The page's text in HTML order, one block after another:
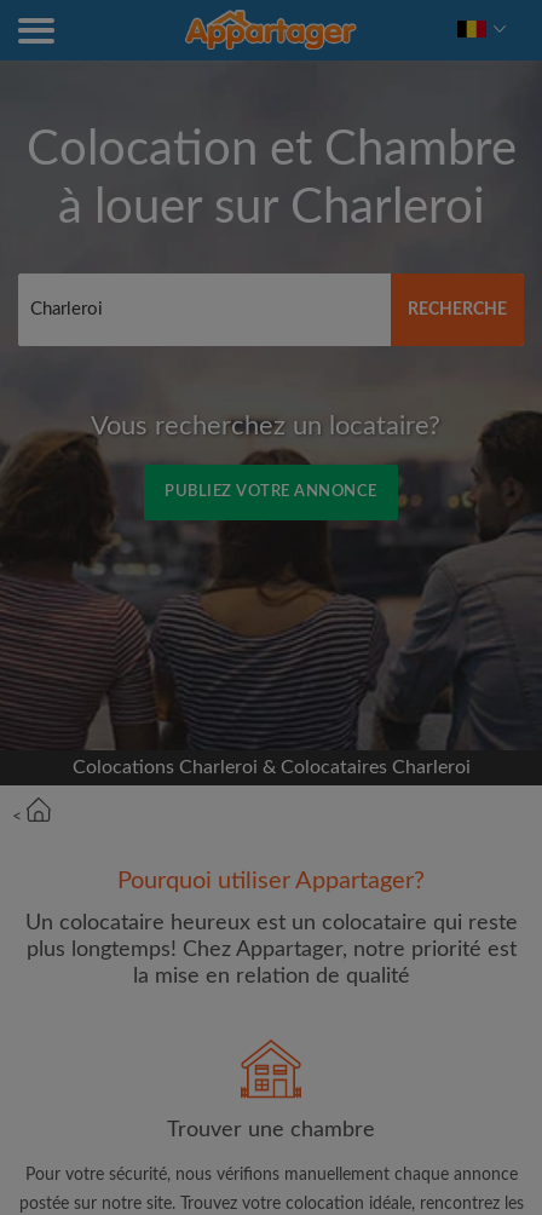
Colocation et Chambre
à louer sur Charleroi
RECHERCHE
Vous recherchez un locataire?
PUBLIEZ VOTRE ANNONCE
Nous ne publierons jamais sur votre page sans
votre accord
OU
Loyer max par mois (€)
Adresse email
Colocations Charleroi & Colocataires Charleroi
<
Pourquoi utiliser Appartager?
Un colocataire heureux est un colocataire qui reste
plus longtemps! Chez Appartager, notre priorité est
la mise en relation de qualité
Trouver une chambre
Pour votre sécurité, nous vérifions manuellement chaque annonce
postée sur notre site. Trouvez votre colocation idéale, rencontrez les